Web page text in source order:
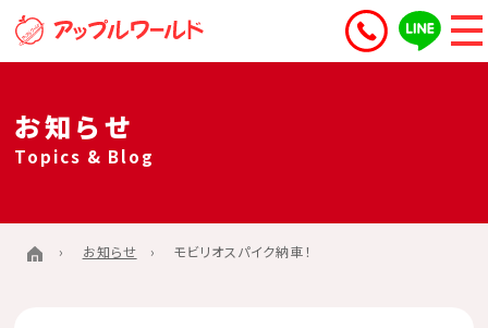
お知らせ
Topics & Blog
お知らせ モビリオスパイク納車！